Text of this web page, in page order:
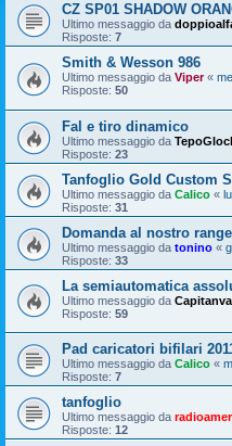
CZ SP01 SHADOW
Ultimo messaggio da
Risposte: 7
Smith & Wesson 986
Ultimo messaggio da Viper«
Risposte: 50
Fal e tiro dinamico
Ultimo messaggio da
Risposte: 23
Tanfoglio Gold Custom
Ultimo messaggio da Calico «
Risposte: 31
Domanda al nostro
Ultimo messaggio da tonino «
Risposte: 33
La semiautomatica
Ultimo messaggio da
Risposte: 59
Pad caricatori bifilari
Ultimo messaggio da Calico «
Risposte: 7
tanfoglio
Ultimo messaggio da
Risposte: 12